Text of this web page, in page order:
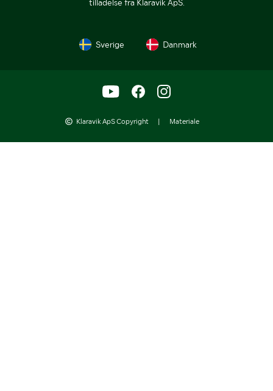
tilladelse fra Klaravik ApS.
Sverige Danmark
Klaravik ApS Copyright | Materiale